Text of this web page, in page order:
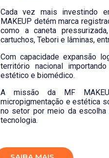
Cada vez mais investindo
MAKEUP detém marca
como a caneta
cartuchos, Tebori e lâminas,
Com capacidade expansão
território nacional
estético e biomédico.
A missão da MF
micropigmentação e estética
no setor por meio da
tecnologia.